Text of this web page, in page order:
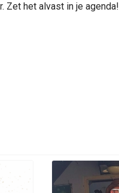
Zet het alvast in je agenda!